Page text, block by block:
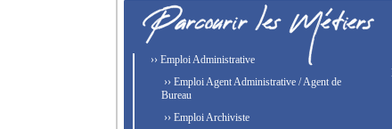
›› Emploi Administrative
›› Emploi Agent Administrative / Agent de
Bureau
›› Emploi Archiviste